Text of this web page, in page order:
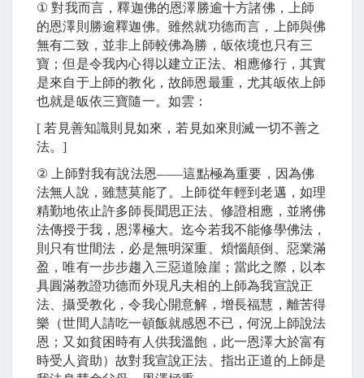
① 對我而言，釋迦佛的恩澤勝逾十方諸佛，上師
的恩澤則勝逾釋迦佛。雖然就功德而言，上師與佛
無有二致，並非上師較佛為勝，皈依境也只有三
寶；但是令我內心得以建立正法、相應修行，其實
是來自于上師的教化，故師恩最重，尤其皈依上師
也就是皈依三寶隨一。如雲：
[ 若見善知識則見如來，若見如來則滅一切不善之
法。]
②
上師對我有說法恩――這點極為重要，因為佛
法無人說，雖慧莫能了。上師從年輕到老邁，如理
精勤地依止許多師長聞思正法、修證相應，並將佛
法傳授于我，恩澤極大。迄今若我不能修學佛法，
則只有世間法，必是無明深重、煩惱顛倒、惡業滿
盈，唯有一步步趨入三惡道險崖；當此之際，以本
具圓滿教證功德而外現凡夫相的上師為我宣說正
法、攝受教化，令我心開意解，增長福慧，離苦得
樂（世間人請吃一頓飯就感恩不已，何況上師說法
恩；又如貧困時有人供我溫飽，此一恩澤大於富有
時受人資助）故對我宣說正法、指出正道的上師是